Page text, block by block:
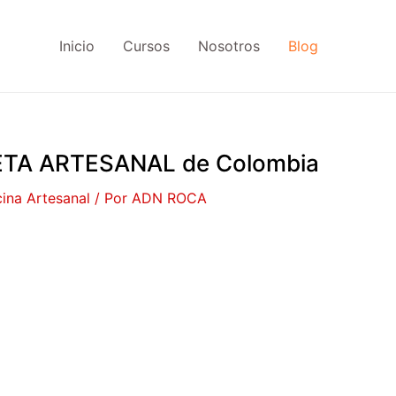
Inicio Cursos Nosotros Blog
ARTESANAL de Colombia
Artesanal / Por ADN ROCA